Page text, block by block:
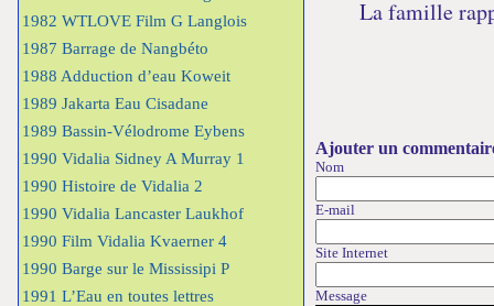
1982 WTLOVE Film G Langlois
1987 Barrage de Nangbéto
1988 Adduction d’eau Koweit
1989 Jakarta Eau Cisadane
1989 Bassin-Vélodrome Eybens
1990 Vidalia Sidney A Murray 1
1990 Histoire de Vidalia 2
1990 Vidalia Lancaster Laukhof
1990 Film Vidalia Kvaerner 4
1990 Barge sur le Mississipi P
1991 L’Eau en toutes lettres
La famille
Ajouter un
Nom
E-mail
Site Internet
Message